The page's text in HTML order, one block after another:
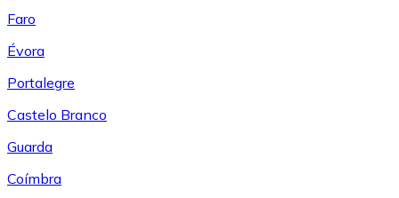
Faro
Évora
Portalegre
Castelo Branco
Guarda
Coímbra